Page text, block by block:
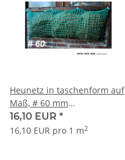
Heunetz in taschenform auf
Maß, # 60 mm
Maschenweite Ø 5 mm
Garnstärke
16,10 EUR *
16,10 EUR pro 1 m2